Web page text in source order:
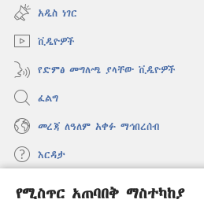
የሚስጥር አጠባበቅ ማስተካከያ
ዊንዶው
ክፈት)
አዲስ ነገር
ቪዲዮዎች
የድምፅ መግለጫ ያላቸው ቪዲዮዎች
ፈልግ
መረጃ ለዓለም አቀፉ ማኅበረሰብ
እርዳታ
መዋጮዎች
(አዲስ